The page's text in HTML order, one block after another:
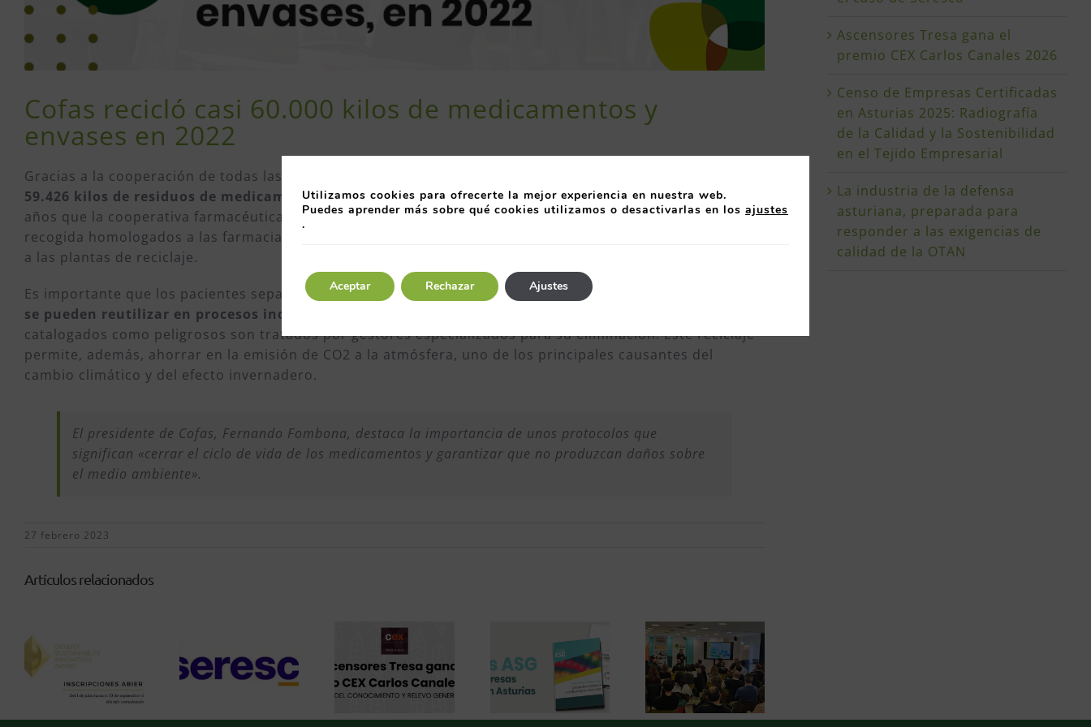
Cofas recicló casi 60.000 kilos de medicamentos y
envases en 2022
Gracias a la cooperación de todas las farmacias, en COFAS han reciclado a lo largo de 2022 un total de
59.426 kilos de residuos de medicamentos y envases a través de los puntos SIGRE. Hace ya más de 15
años que la cooperativa farmacéutica colabora con esta iniciativa entregando bolsas y sistemas de
recogida homologados a las farmacias, así como recogiendo después los residuos para su posterior envío
a las plantas de reciclaje.
Es importante que los pacientes sepan que algunos restos de medicamentosno peligrosos, por ejemplo,
se pueden reutilizar en procesos industriales o como combustible para energía eléctrica
catalogados como peligrosos son tratados por gestores especializados para su eliminación. Este reciclaje
permite, además, ahorrar en la emisión de CO2 a la atmósfera, uno de los principales causantes del
cambio climático y del efecto invernadero.
El presidente de Cofas, Fernando Fombona, destaca la importancia de unos protocolos que
significan «cerrar el ciclo de vida de los medicamentos y garantizar que no produzcan daños sobre
el medio ambiente».
27 febrero 2023
Artículos relacionados
Ascensores Tresa gana el
premio CEX Carlos Canales 2026
Censo de Empresas Certificadas
en Asturias 2025: Radiografía
de la Calidad y la Sostenibilidad
en el Tejido Empresarial
La industria de la defensa
asturiana, preparada para
responder a las exigencias de
calidad de la OTAN
Utilizamos cookies para ofrecerte la mejor experiencia en nuestra web.
Puedes aprender más sobre qué cookies utilizamos o desactivarlas en los ajustes
.
Aceptar Rechazar Ajustes